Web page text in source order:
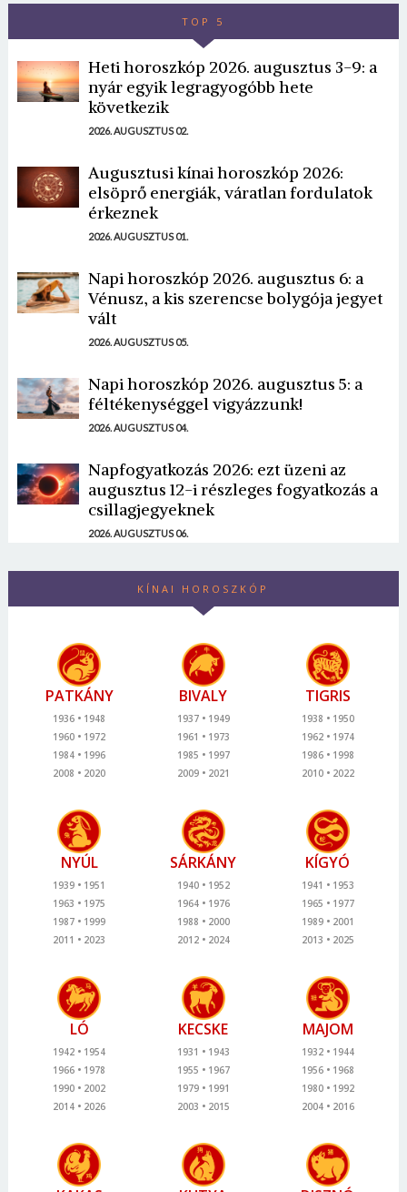
TOP 5
Heti horoszkóp 2026. augusztus 3-9: a
nyár egyik legragyogóbb hete
következik
2026. AUGUSZTUS 02.
Augusztusi kínai horoszkóp 2026:
elsöprő energiák, váratlan fordulatok
érkeznek
2026. AUGUSZTUS 01.
Napi horoszkóp 2026. augusztus 6: a
Vénusz, a kis szerencse bolygója jegyet
vált
2026. AUGUSZTUS 05.
Napi horoszkóp 2026. augusztus 5: a
féltékenységgel vigyázzunk!
2026. AUGUSZTUS 04.
Napfogyatkozás 2026: ezt üzeni az
augusztus 12-i részleges fogyatkozás a
csillagjegyeknek
2026. AUGUSZTUS 06.
KÍNAI HOROSZKÓP
PATKÁNY
1936
1948
1960
1972
1984
1996
2008
2020
BIVALY
1937
1949
1961
1973
1985
1997
2009
2021
TIGRIS
1938
1950
1962
1974
1986
1998
2010
2022
NYÚL
1939
1951
1963
1975
1987
1999
2011
2023
SÁRKÁNY
1940
1952
1964
1976
1988
2000
2012
2024
KÍGYÓ
1941
1953
1965
1977
1989
2001
2013
2025
LÓ
1942
1954
1966
1978
1990
2002
2014
2026
KECSKE
1931
1943
1955
1967
1979
1991
2003
2015
MAJOM
1932
1944
1956
1968
1980
1992
2004
2016